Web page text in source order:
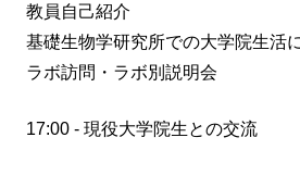
教員自己紹介
基礎生物学研究所での大学院生活
ラボ訪問・ラボ別説明会
17:00 - 現役大学院生との交流